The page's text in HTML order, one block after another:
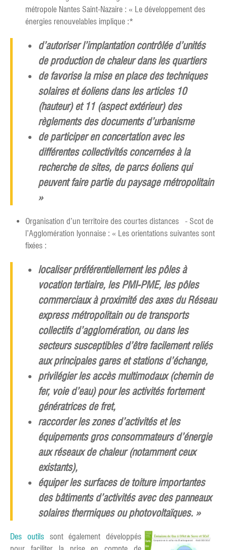
métropole Nantes Saint-Nazaire : « Le développement des
énergies renouvelables implique :*
d’autoriser l’implantation contrôlée d’unités
de production de chaleur dans les quartiers
de favorise la mise en place des techniques
solaires et éoliens dans les articles 10
(hauteur) et 11 (aspect extérieur) des
règlements des documents d’urbanisme
de participer en concertation avec les
différentes collectivités concernées à la
recherche de sites, de parcs éoliens qui
peuvent faire partie du paysage métropolitain
»
Organisation d’un territoire des courtes distances - Scot de
l’Agglomération lyonnaise : « Les orientations suivantes sont
fixées :
localiser préférentiellement les pôles à
vocation tertiaire, les PMI-PME, les pôles
commerciaux à proximité des axes du Réseau
express métropolitain ou de transports
collectifs d’agglomération, ou dans les
secteurs susceptibles d’être facilement reliés
aux principales gares et stations d’échange,
privilégier les accès multimodaux (chemin de
fer, voie d’eau) pour les activités fortement
génératrices de fret,
raccorder les zones d’activités et les
équipements gros consommateurs d’énergie
aux réseaux de chaleur (notamment ceux
existants),
équiper les surfaces de toiture importantes
des bâtiments d’activités avec des panneaux
solaires thermiques ou photovoltaïques. »
Des outilssont également développés